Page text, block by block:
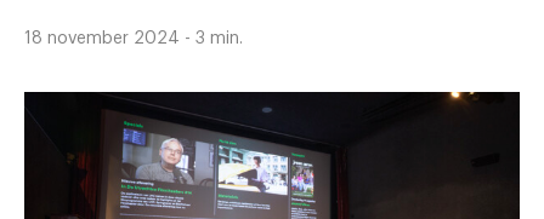
18 november 2024 - 3 min.